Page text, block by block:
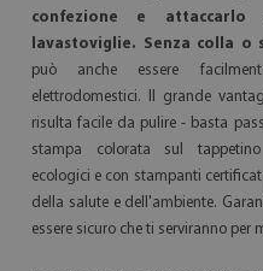
confezione e
lavastoviglie. Senza colla
può anche essere
elettrodomestici. Il grande
risulta facile da pulire - basta
stampa colorata sul
ecologici e con stampanti
della salute e dell'ambiente.
essere sicuro che ti serviranno per